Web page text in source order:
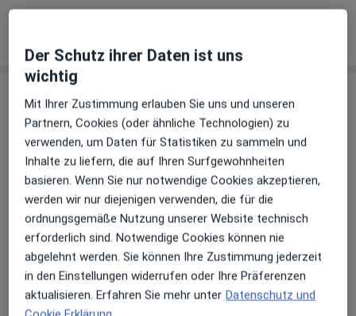
Erfahrungen
Bewerten
9 Bewertungen
Jede einzelne Bewertungen ist wichtig. Wir
prüfen und moderieren Bewertungen
gemäß unserer Richtlinien. Erfahren Sie
Der Schutz ihrer Daten ist uns
wichtig
Mit Ihrer Zustimmung erlauben Sie uns und unseren
Partnern, Cookies (oder ähnliche Technologien) zu
verwenden, um Daten für Statistiken zu sammeln und
Inhalte zu liefern, die auf Ihren Surfgewohnheiten
basieren. Wenn Sie nur notwendige Cookies akzeptieren,
werden wir nur diejenigen verwenden, die für die
ordnungsgemäße Nutzung unserer Website technisch
erforderlich sind. Notwendige Cookies können nie
abgelehnt werden. Sie können Ihre Zustimmung jederzeit
in den Einstellungen widerrufen oder Ihre Präferenzen
aktualisieren. Erfahren Sie mehr unter Datenschutz und